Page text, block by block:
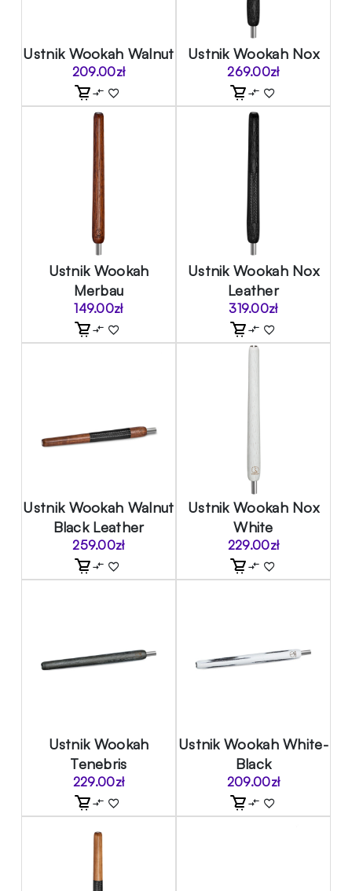
Ustnik Wookah Walnut
209.00zł
Ustnik Wookah Nox
269.00zł
Ustnik Wookah
Merbau
149.00zł
Ustnik Wookah Nox
Leather
319.00zł
Ustnik Wookah Walnut
Black Leather
259.00zł
Ustnik Wookah Nox
White
229.00zł
Ustnik Wookah
Tenebris
229.00zł
Ustnik Wookah White-
Black
209.00zł